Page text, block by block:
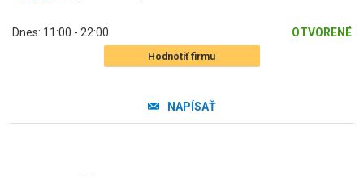
Dnes: 11:00 - 22:00 OTVORENÉ
Hodnotiť firmu
NAPÍSAŤ